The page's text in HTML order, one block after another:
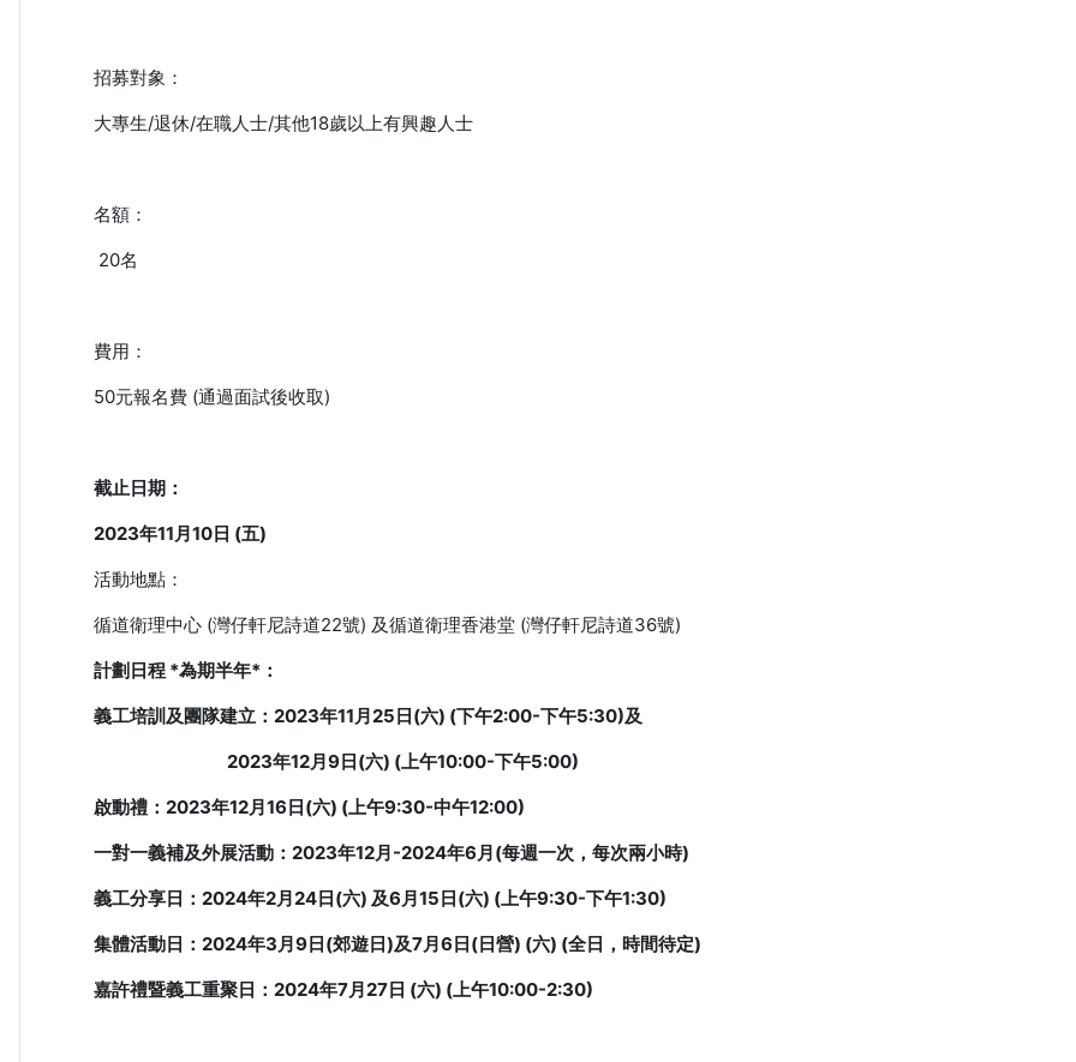
招募對象：
大專生/退休/在職人士/其他18歲以上有興趣人士
名額：
20名
費用：
50元報名費 (通過面試後收取)
截止日期：
2023年11月10日 (五)
活動地點：
循道衛理中心 (灣仔軒尼詩道22號) 及循道衛理香港堂 (灣仔軒尼詩道36號)
計劃日程 *為期半年* ：
義工培訓及團隊建立 ：2023年11月25日(六) (下午2:00-下午5:30)及
2023年12月9日(六) (上午10:00-下午5:00)
啟動禮 ：2023年12月16日(六) (上午9:30-中午12:00)
一對一義補及外展活動：2023年12月-2024年6月(每週一次，每次兩小時)
義工分享日：2024年2月24日(六) 及6月15日(六) (上午9:30-下午1:30)
集體活動日：2024年3月9日(郊遊日)及7月6日(日營) (六) (全日，時間待定)
嘉許禮暨義工重聚日：2024年7月27日 (六) (上午10:00-2:30)